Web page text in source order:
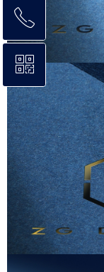
回到顶部
ꂅ
4006368566
ꀥ
微信二维码